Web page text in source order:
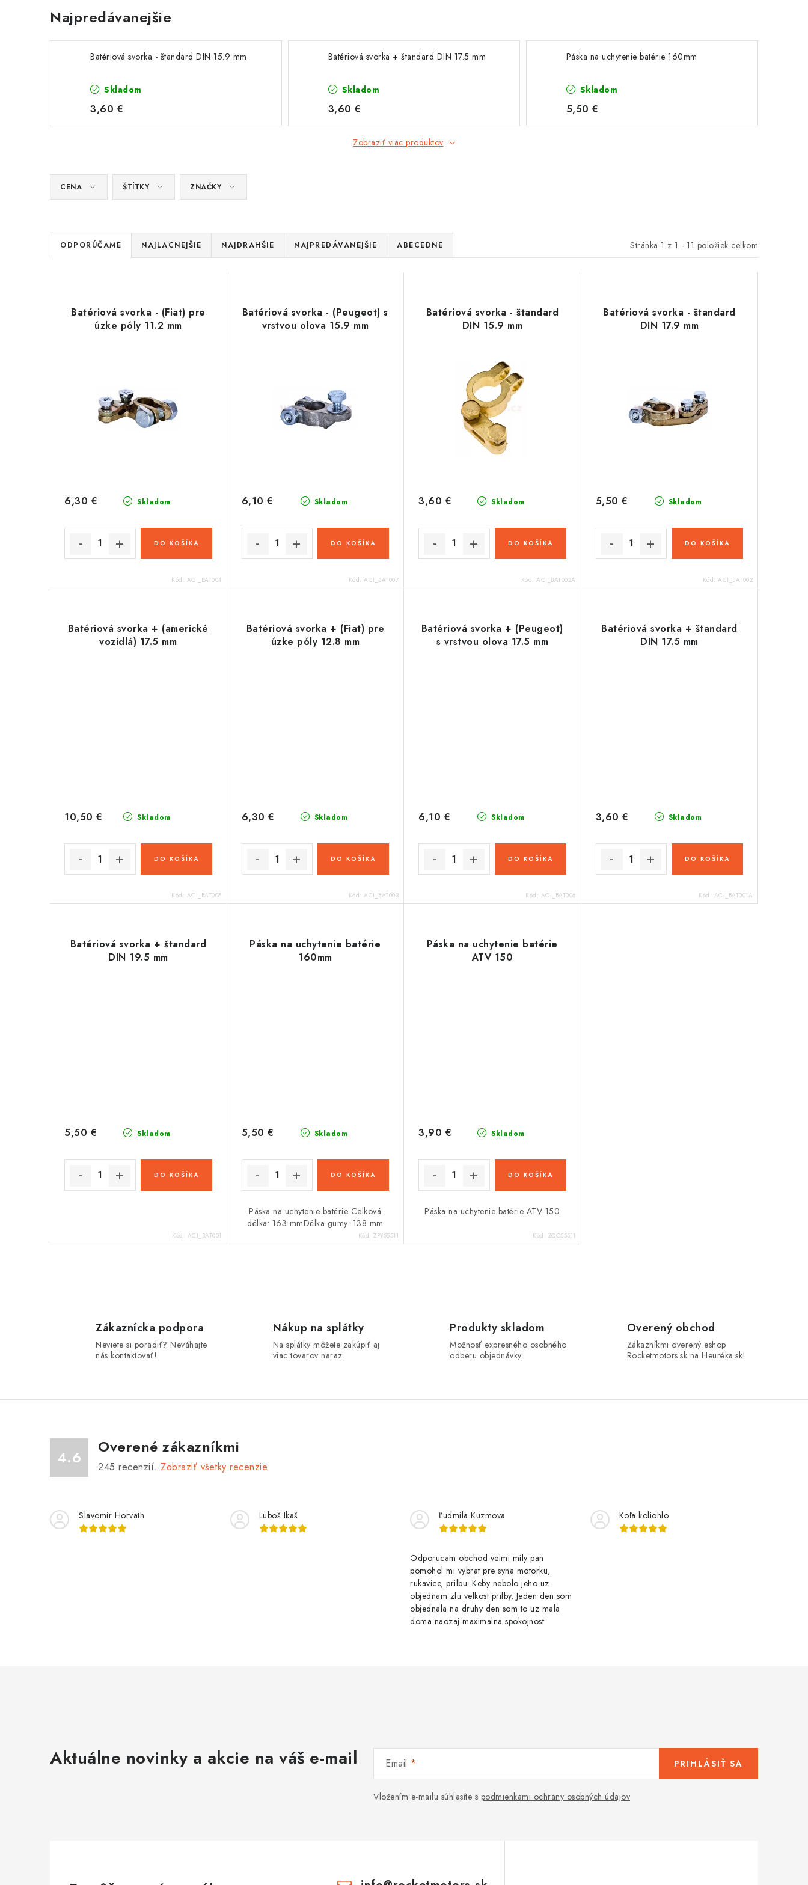
Najpredávanejšie
Batériová svorka - štandard DIN 15.9 mm
Skladom
3,60 €
Batériová svorka + štandard DIN 17.5 mm
Skladom
3,60 €
Páska na uchytenie batérie 160mm
Skladom
5,50 €
Zobraziť viac produktov
CENA ŠTÍTKY ZNAČKY
Stránka 1 z 1 - 11 položiek celkom
R
a
v
ODPORÚČAME NAJLACNEJŠIE NAJDRAHŠIE NAJPREDÁVANEJŠIE ABECEDNE
Batériová svorka - (Fiat) pre
úzke póly 11.2 mm
Skladom
6,30 €
DO KOŠÍKA
Kód: ACI_BAT004
Batériová svorka - (Peugeot) s
vrstvou olova 15.9 mm
Skladom
6,10 €
DO KOŠÍKA
Kód: ACI_BAT007
Batériová svorka - štandard
DIN 15.9 mm
Skladom
3,60 €
DO KOŠÍKA
Kód: ACI_BAT002A
Batériová svorka - štandard
DIN 17.9 mm
Skladom
5,50 €
DO KOŠÍKA
Kód: ACI_BAT002
Batériová svorka + (americké
vozidlá) 17.5 mm
Skladom
10,50 €
DO KOŠÍKA
Kód: ACI_BAT008
Batériová svorka + (Fiat) pre
úzke póly 12.8 mm
Skladom
6,30 €
DO KOŠÍKA
Kód: ACI_BAT003
Batériová svorka + (Peugeot)
s vrstvou olova 17.5 mm
Skladom
6,10 €
DO KOŠÍKA
Kód: ACI_BAT006
Batériová svorka + štandard
DIN 17.5 mm
Skladom
3,60 €
DO KOŠÍKA
Kód: ACI_BAT001A
Batériová svorka + štandard
DIN 19.5 mm
Skladom
5,50 €
DO KOŠÍKA
Kód: ACI_BAT001
Páska na uchytenie batérie
160mm
Skladom
5,50 €
DO KOŠÍKA
Páska na uchytenie batérie Celková
délka: 163 mmDélka gumy: 138 mm
Kód: ZPY55511
Páska na uchytenie batérie
ATV 150
Skladom
3,90 €
DO KOŠÍKA
Páska na uchytenie batérie ATV 150
Kód: ZQC55511
p
v
k
Zákaznícka podpora
Neviete si poradiť? Neváhajte
nás kontaktovať!
Nákup na splátky
Na splátky môžete zakúpiť aj
viac tovarov naraz.
Produkty skladom
Možnosť expresného osobného
odberu objednávky.
Overený obchod
Zákazníkmi overený eshop
Rocketmotors.sk na Heuréka.sk!
4.6
Overené zákazníkmi
245 recenzií. Zobraziť všetky recenzie
Slavomir Horvath Luboš Ikaš Ľudmila Kuzmova
Odporucam obchod velmi mily pan
pomohol mi vybrat pre syna motorku,
rukavice, prilbu. Keby nebolo jeho uz
objednam zlu velkost prilby. Jeden den som
objednala na druhy den som to uz mala
doma naozaj maximalna spokojnost
Koľa koliohlo
Aktuálne novinky a akcie na váš e-mail Email
Vložením e-mailu súhlasíte s podmienkami ochrany osobných údajov
PRIHLÁSIŤ SA